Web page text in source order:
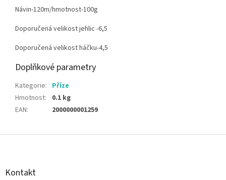
Návin-120m/hmotnost-100g
Doporučená velikost jehlic -6,5
Doporučená velikost háčku-4,5
Doplňkové parametry
Kategorie: Příze
Hmotnost:
0.1 kg
EAN: 2000000001259
Z
Kontakt